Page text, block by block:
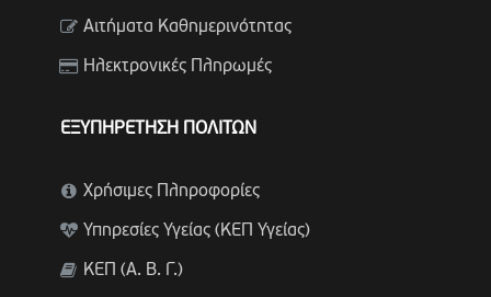
Αιτήματα Καθημερινότητας
Ηλεκτρονικές Πληρωμές
ΕΞΥΠΗΡΕΤΗΣΗ ΠΟΛΙΤΩΝ
Χρήσιμες Πληροφορίες
Υπηρεσίες Υγείας (ΚΕΠ Υγείας)
ΚΕΠ (Α. Β. Γ.)